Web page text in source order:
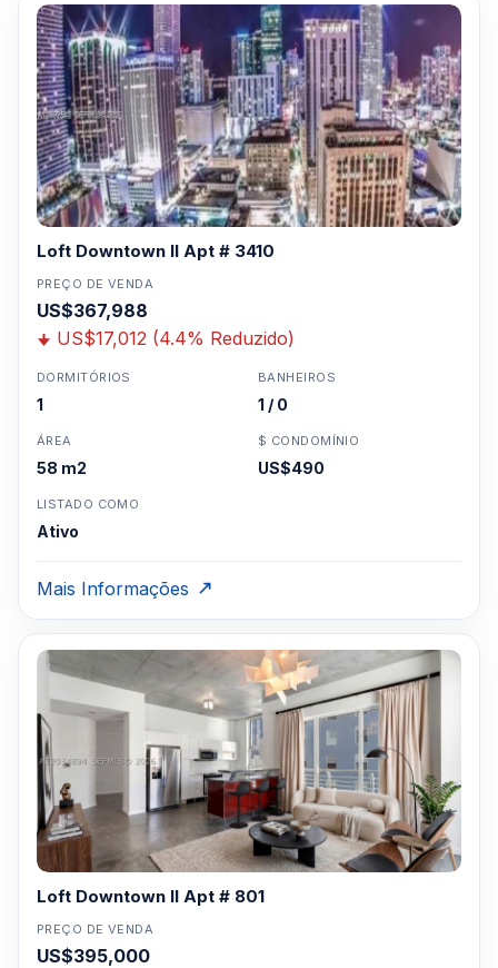
Loft Downtown II Apt # 3410
PREÇO DE VENDA
US$367,988
US$17,012 (4.4% Reduzido)
DORMITÓRIOS
1
BANHEIROS
1 / 0
ÁREA
58 m2
$ CONDOMÍNIO
US$490
LISTADO COMO
Ativo
Mais Informações
Loft Downtown II Apt # 801
PREÇO DE VENDA
US$395,000